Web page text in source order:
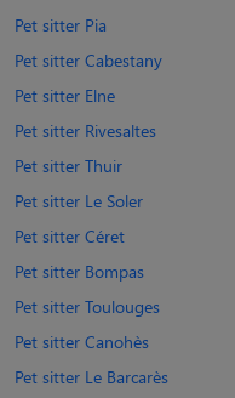
Pet sitter Pia
Pet sitter Cabestany
Pet sitter Elne
Pet sitter Rivesaltes
Pet sitter Thuir
Pet sitter Le Soler
Pet sitter Céret
Pet sitter Bompas
Pet sitter Toulouges
Pet sitter Canohès
Pet sitter Le Barcarès